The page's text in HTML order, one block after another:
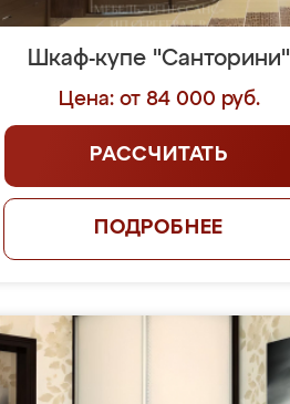
Шкаф-купе "Санторини"
Цена: от 84 000 руб.
РАССЧИТАТЬ
ПОДРОБНЕЕ